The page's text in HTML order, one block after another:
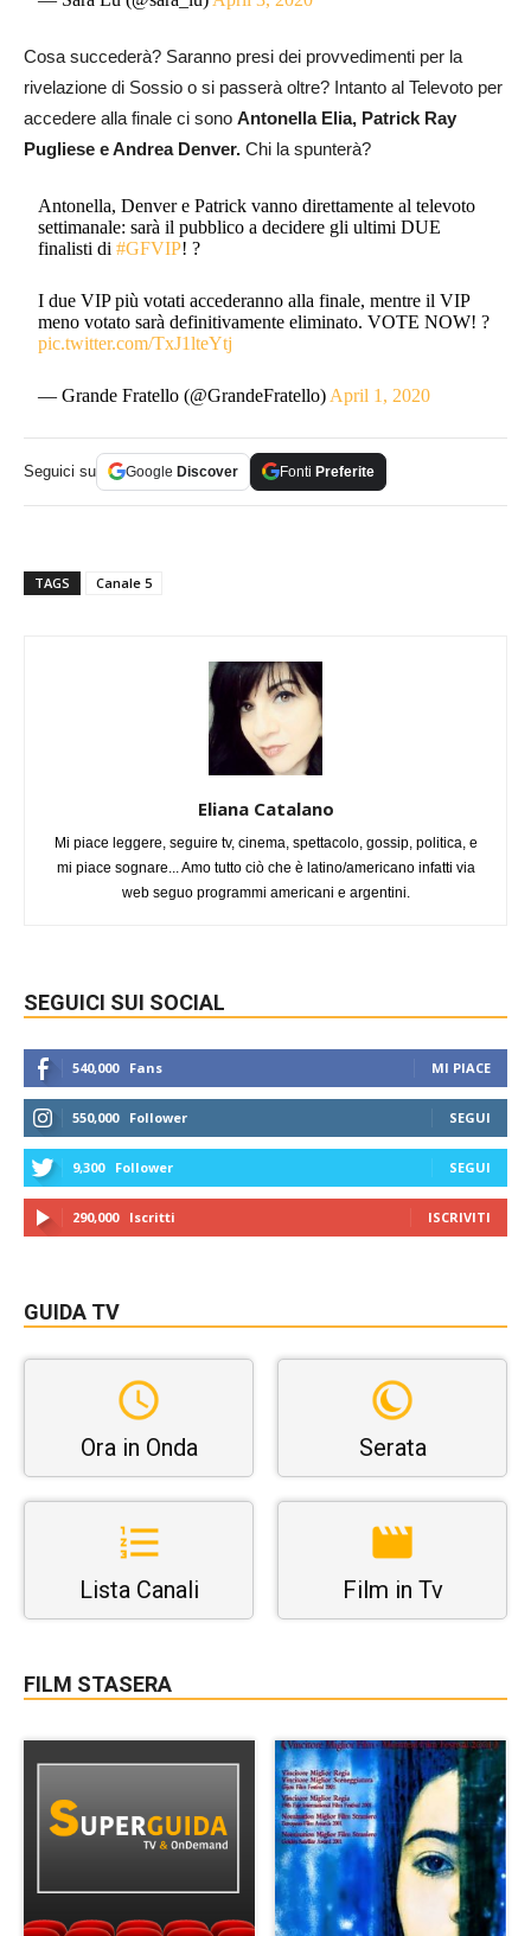
Cosa succederà? Saranno presi dei provvedimenti per la
rivelazione di Sossio o si passerà oltre? Intanto al Televoto per
accedere alla finale ci sono Antonella Elia, Patrick Ray
Pugliese e Andrea Denver. Chi la spunterà?
Antonella, Denver e Patrick vanno direttamente al televoto
settimanale: sarà il pubblico a decidere gli ultimi DUE
finalisti di#GFVIP! ?
I due VIP più votati accederanno alla finale, mentre il VIP
meno votato sarà definitivamente eliminato. VOTE NOW! ?
pic.twitter.com/TxJ1lteYtj
— Grande Fratello (@GrandeFratello) April 1, 2020
Seguici su Google Discover Fonti Preferite
TAGS Canale 5
Eliana Catalano
Mi piace leggere, seguire tv, cinema, spettacolo, gossip, politica, e
mi piace sognare... Amo tutto ciò che è latino/americano infatti via
web seguo programmi americani e argentini.
SEGUICI SUI SOCIAL
540,000 Fans MI PIACE
550,000 Follower SEGUI
9,300 Follower SEGUI
290,000 Iscritti ISCRIVITI
GUIDA TV
Ora in Onda Serata
Lista Canali Film in Tv
FILM STASERA